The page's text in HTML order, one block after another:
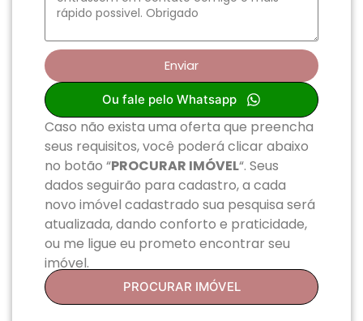
Enviar
Ou fale pelo Whatsapp
Caso não exista uma oferta que preencha
seus requisitos, você poderá clicar abaixo
no botão “PROCURAR IMÓVEL“. Seus
dados seguirão para cadastro, a cada
novo imóvel cadastrado sua pesquisa será
atualizada, dando conforto e praticidade,
ou me ligue eu prometo encontrar seu
imóvel.
PROCURAR IMÓVEL